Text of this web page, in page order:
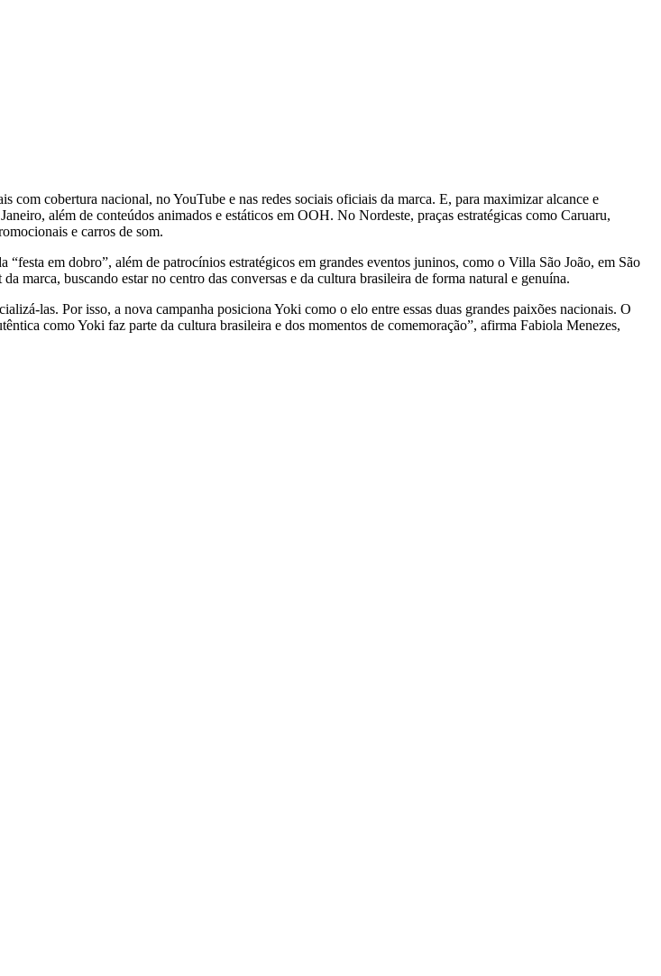
com cobertura nacional, no YouTube e nas redes sociais oficiais da marca. E, para maximizar alcance e
além de conteúdos animados e estáticos em OOH. No Nordeste, praças estratégicas como Caruaru,
e carros de som.
em dobro”, além de patrocínios estratégicos em grandes eventos juninos, como o Villa São João, em São
marca, buscando estar no centro das conversas e da cultura brasileira de forma natural e genuína.
las. Por isso, a nova campanha posiciona Yoki como o elo entre essas duas grandes paixões nacionais. O
como Yoki faz parte da cultura brasileira e dos momentos de comemoração”, afirma Fabiola Menezes,